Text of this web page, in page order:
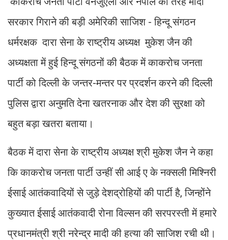
सरकार गिराने की बड़ी अमेरिकी साजिश - हिन्दू संगठन
धर्मरक्षक दारा सेना के राष्ट्रीय अध्यक्ष मुकेश जैन की
अध्यक्षता में हुई हिन्दू संगठनों की बैठक में काकरोच जनता
पार्टी को दिल्ली के जन्तर-मन्तर पर प्रदर्शन करने की दिल्ली
पुलिस द्वारा अनुमति देना खतरनाक और देश की सुरक्षा को
बहुत बड़ा खतरा बताया।
बैठक में दारा सेना के राष्ट्रीय अध्यक्ष श्री मुकेश जैन ने कहा
कि काकरोच जनता पार्टी उन्हीं सी आई ए के नक्सली मिश्निरी
ईसाई आतंकवादियों से जुड़े देशद्रोहियों की पार्टी है, जिन्होंने
कुख्यात ईसाई आतंकवादी रोना विल्सन की सरपरस्ती में हमारे
प्रधानमंत्री श्री नरेन्द्र मादी की हत्या की साजिश रची थी।